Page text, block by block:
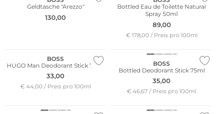
Geldtasche "Arezzo"
130,00
Bottled Eau de Toilette Natural
Spray 50ml
89,00
€ 178,00 / Preis pro 100ml
BOSS
HUGO Man Deodorant Stick 75ml
33,00
€ 44,00 / Preis pro 100ml
BOSS
Bottled Deodorant Stick 75ml
35,00
€ 46,67 / Preis pro 100ml